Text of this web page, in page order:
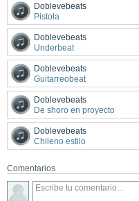
Doblevebeats
Pistola
Doblevebeats
Underbeat
Doblevebeats
Guitarreobeat
Doblevebeats
De shoro en proyecto
Doblevebeats
Chileno estilo
Comentarios